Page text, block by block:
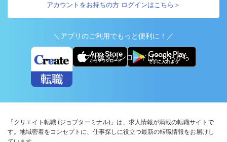
アカウントをお持ちの方 ログインはこちら＞
＼アプリのご利用でもっと便利に！／
アプリ版ダウンロードはこちらから
「クリエイト転職 (ジョブターミナル)」は、求人情報が満載の転職サイトで
す。地域密着をコンセプトに、仕事探しに役立つ最新の転職情報をお届けし